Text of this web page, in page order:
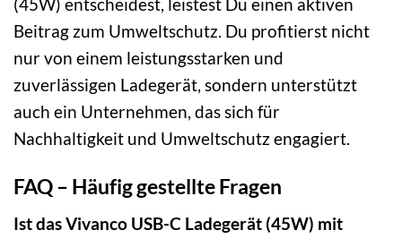
Beitrag zum Umweltschutz. Du profitierst nicht
nur von einem leistungsstarken und
zuverlässigen Ladegerät, sondern unterstützt
auch ein Unternehmen, das sich für
Nachhaltigkeit und Umweltschutz engagiert.
FAQ – Häufig gestellte Fragen
Ist das Vivanco USB-C Ladegerät (45W) mit